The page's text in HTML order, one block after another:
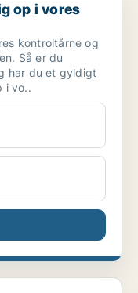
op i vores
kontroltårne og
Så er du
har du et gyldigt
i vo..
og ...